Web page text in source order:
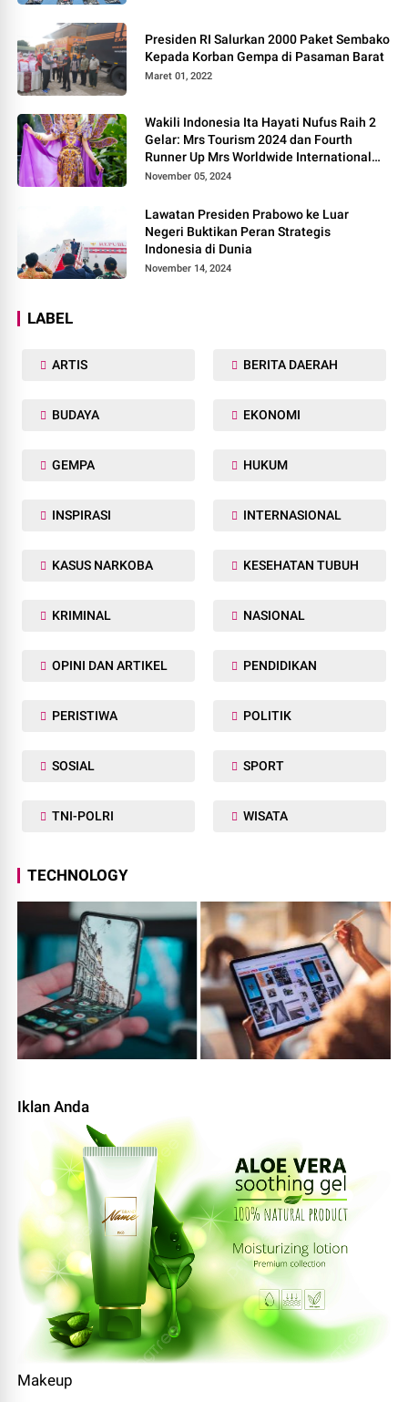
Presiden RI Salurkan 2000 Paket Sembako
Kepada Korban Gempa di Pasaman Barat
Maret 01, 2022
Wakili Indonesia Ita Hayati Nufus Raih 2
Gelar: Mrs Tourism 2024 dan Fourth
Runner Up Mrs Worldwide International
2024, di Pemilihan Mrs Worldwide 2024
November 05, 2024
Lawatan Presiden Prabowo ke Luar
Negeri Buktikan Peran Strategis
Indonesia di Dunia
November 14, 2024
LABEL
ARTIS BERITA DAERAH
BUDAYA EKONOMI
GEMPA HUKUM
INSPIRASI INTERNASIONAL
KASUS NARKOBA KESEHATAN TUBUH
KRIMINAL NASIONAL
OPINI DAN ARTIKEL PENDIDIKAN
PERISTIWA POLITIK
SOSIAL SPORT
TNI-POLRI WISATA
TECHNOLOGY
Iklan Anda
Makeup